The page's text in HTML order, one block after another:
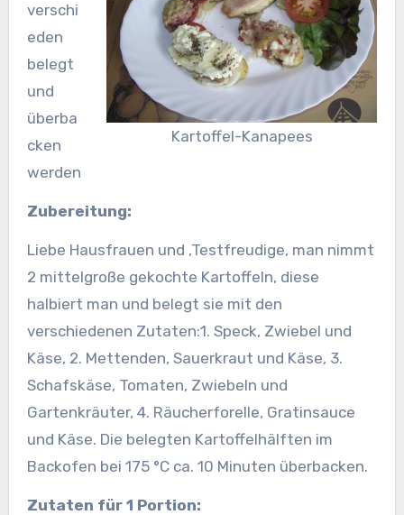
Kartoffel-Kanapees
verschi
eden
belegt
und
überba
cken
werden
Zubereitung:
Liebe Hausfrauen und ‚Testfreudige, man nimmt
2 mittelgroße gekochte Kartoffeln, diese
halbiert man und belegt sie mit den
verschiedenen Zutaten:1. Speck, Zwiebel und
Käse, 2. Mettenden, Sauerkraut und Käse, 3.
Schafskäse, Tomaten, Zwiebeln und
Gartenkräuter, 4. Räucherforelle, Gratinsauce
und Käse. Die belegten Kartoffelhälften im
Backofen bei 175 °C ca. 10 Minuten überbacken.
Zutaten für 1 Portion: